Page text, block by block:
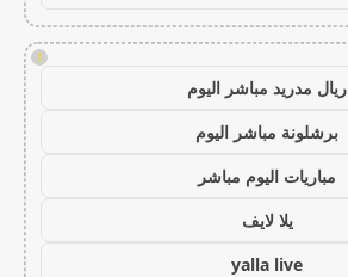
!
ريال مدريد مباشر اليوم
برشلونة مباشر اليوم
مباريات اليوم مباشر
يلا لايف
yalla live